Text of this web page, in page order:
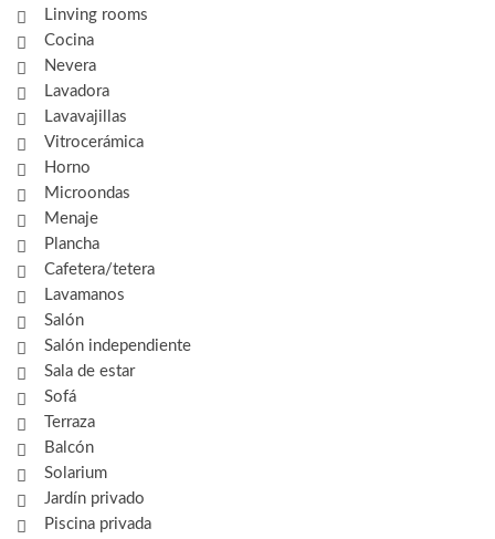
Linving rooms
Cocina
Nevera
Lavadora
Lavavajillas
Vitrocerámica
Horno
Microondas
Menaje
Plancha
Cafetera/tetera
Lavamanos
Salón
Salón independiente
Sala de estar
Sofá
Terraza
Balcón
Solarium
Jardín privado
Piscina privada